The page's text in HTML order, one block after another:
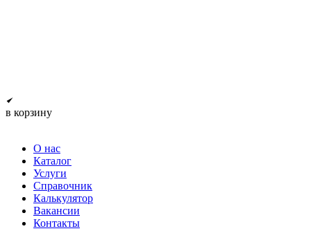
в корзину
О нас
Каталог
Услуги
Справочник
Калькулятор
Вакансии
Контакты